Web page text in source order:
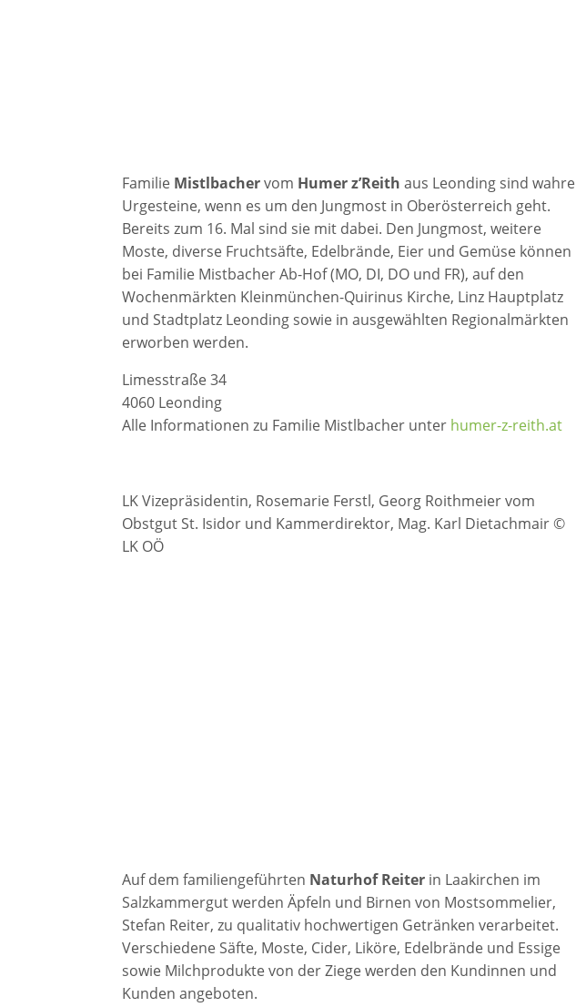
Familie Mistlbacher vom Humer z’Reith aus Leonding sind wahre
Urgesteine, wenn es um den Jungmost in Oberösterreich geht.
Bereits zum 16. Mal sind sie mit dabei. Den Jungmost, weitere
Moste, diverse Fruchtsäfte, Edelbrände, Eier und Gemüse können
bei Familie Mistbacher Ab-Hof (MO, DI, DO und FR), auf den
Wochenmärkten Kleinmünchen-Quirinus Kirche, Linz Hauptplatz
und Stadtplatz Leonding sowie in ausgewählten Regionalmärkten
erworben werden.
Limesstraße 34
4060 Leonding
Alle Informationen zu Familie Mistlbacher unter humer-z-reith.at
LK Vizepräsidentin, Rosemarie Ferstl, Georg Roithmeier vom
Obstgut St. Isidor und Kammerdirektor, Mag. Karl Dietachmair ©
LK OÖ
Auf dem familiengeführten Naturhof Reiter in Laakirchen im
Salzkammergut werden Äpfeln und Birnen von Mostsommelier,
Stefan Reiter, zu qualitativ hochwertigen Getränken verarbeitet.
Verschiedene Säfte, Moste, Cider, Liköre, Edelbrände und Essige
sowie Milchprodukte von der Ziege werden den Kundinnen und
Kunden angeboten.